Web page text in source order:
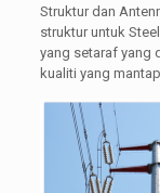
Struktur dan
struktur untuk
yang setaraf yang
kualiti yang